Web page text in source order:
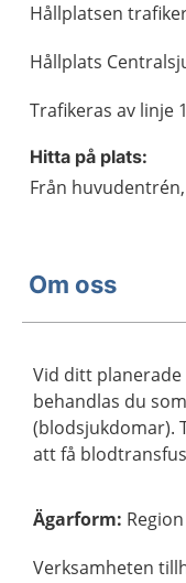
Hållplatsen
Hållplats
Trafikeras av linje
Hitta på plats:
Från
Om oss
Vid ditt
behandlas du
(blodsjukdomar).
att få
Ägarform: Region
Verksamheten